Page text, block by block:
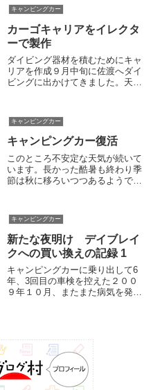
業務内容が「キャンピングカーの
好きな方大歓迎」となり町にある
セキソ―ボディの求人案内でし
た...
キャンピングカー
カーゴキャリアをイレクタ
ーで製作
ダイビング器材を積むためにキャ
リアを作成９月中旬に佐渡へダイ
ビングに出かけてきました。天候
ングでした。佐渡に渡ったのは９
年ぶりですが、キャンピングカー
でダイビングに行くこと自体が
久...
キャンピングカー
キャンピングカー復活
このところ不安定な天気が続いて
います。長かった酷暑も終わり季
節は秋に移ろいつつあるようです
ころが疼いてきました。先週くら
いから始まった旅割・先特の航空
券を仕込んだり年末年始の計画
を...
キャンピングカー
新たな夜明け デイブレイ
クへの買い換えの記録 1
キャンピングカーに乗り出して6
年、3回目の車検を控えた２００
９年１０月、またまた病気を発症
です。お役に立つような内容は
一...